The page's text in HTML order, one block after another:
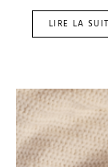
LIRE LA